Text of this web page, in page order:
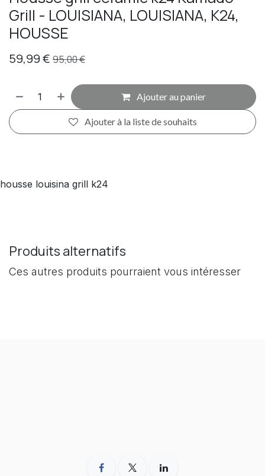
Grill - LOUISIANA, LOUISIANA, K24,
HOUSSE
59,99€ 95,00€
Ajouter au panier
Ajouter à la liste de souhaits
housse louisina grill k24
Produits alternatifs
Ces autres produits pourraient vous intéresser